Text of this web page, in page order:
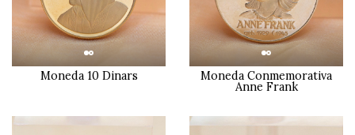
Moneda 10 Dinars Moneda Conmemorativa
Anne Frank